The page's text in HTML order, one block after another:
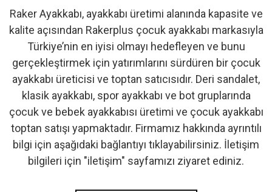
- İlk Adım & Bebek Ayakkabı
- Babetler
Raker Ayakkabı, ayakkabı üretimi alanında kapasite ve
kalite açısından Rakerplus çocuk ayakkabı markasıyla
Türkiye’nin en iyisi olmayı hedefleyen ve bunu
gerçekleştirmek için yatırımlarını sürdüren bir çocuk
ayakkabı üreticisi ve toptan satıcısıdır. Deri sandalet,
klasik ayakkabı, spor ayakkabı ve bot gruplarında
çocuk ve bebek ayakkabısı üretimi ve çocuk ayakkabı
toptan satışı yapmaktadır. Firmamız hakkında ayrıntılı
bilgi için aşağıdaki bağlantıyı tıklayabilirsiniz. İletişim
bilgileri için "iletişim" sayfamızı ziyaret ediniz.